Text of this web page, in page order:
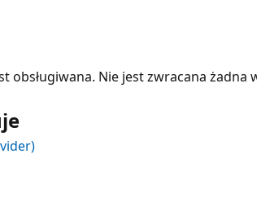
obsługiwana. Nie jest zwracana żadna